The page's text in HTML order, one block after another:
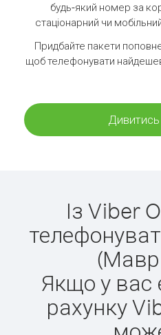
будь-який номер за
стаціонарний чи
Придбайте пакети
щоб телефонувати
Із Viber
Якщо у вас
рахунку